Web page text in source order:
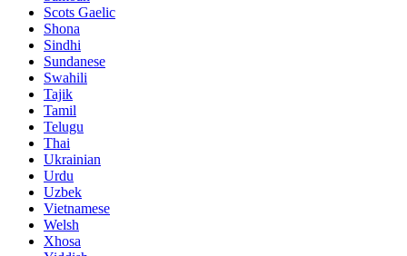
Scots Gaelic
Shona
Sindhi
Sundanese
Swahili
Tajik
Tamil
Telugu
Thai
Ukrainian
Urdu
Uzbek
Vietnamese
Welsh
Xhosa